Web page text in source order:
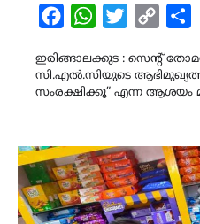
FacebookWhatsAppTwitterCopy
ഇരിങ്ങാലക്കുട : സെന്റ്
സി.എൽ.സിയുടെ
സംരക്ഷിക്കൂ” എന്ന ആശയം